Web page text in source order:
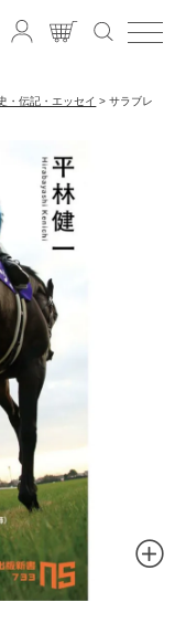
・伝記・エッセイ
サラブレ